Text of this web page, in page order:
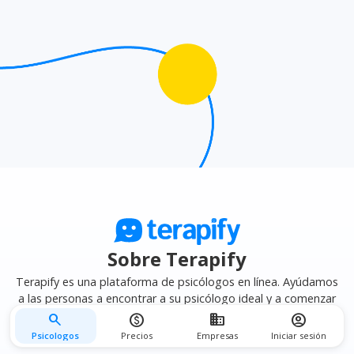
search
Psicologos
monetization_on
Precios
business
Empresas
account_circle
Iniciar sesión
Sobre Terapify
Terapify es una plataforma de psicólogos en línea. Ayúdamos
a las personas a encontrar a su psicólogo ideal y a comenzar
su terapia psicológica en línea de forma fácil, segura y privada.